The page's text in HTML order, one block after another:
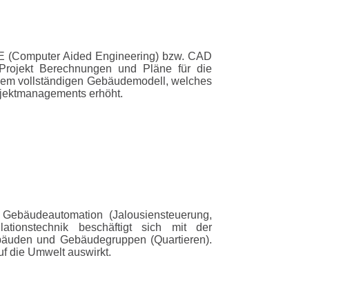
(Computer Aided Engineering) bzw. CAD
Berechnungen und Pläne für die
vollständigen Gebäudemodell, welches
erhöht.
(Jalousiensteuerung,
beschäftigt sich mit der
und Gebäudegruppen (Quartieren).
die Umwelt auswirkt.